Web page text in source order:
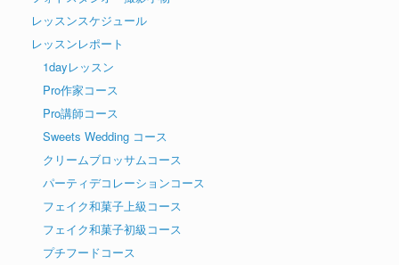
レッスンスケジュール
レッスンレポート
1dayレッスン
Pro作家コース
Pro講師コース
Sweets Wedding コース
クリームブロッサムコース
パーティデコレーションコース
フェイク和菓子上級コース
フェイク和菓子初級コース
プチフードコース